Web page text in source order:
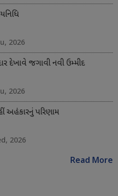
2026
દેખાવે જગાવી નવી ઉમ્મીદ
2026
અહંકારનું પરિણામ
2026
Read More